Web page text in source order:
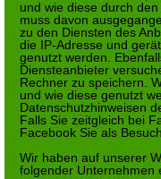
und wie diese durch
muss davon
zu den Diensten des
die IP-Adresse und
genutzt werden.
Diensteanbieter
Rechner zu speichern.
und wie diese genutzt
Datenschutzhinweisen
Falls Sie zeitgleich bei
Facebook Sie als
Wir haben auf unserer
folgender Unternehmen